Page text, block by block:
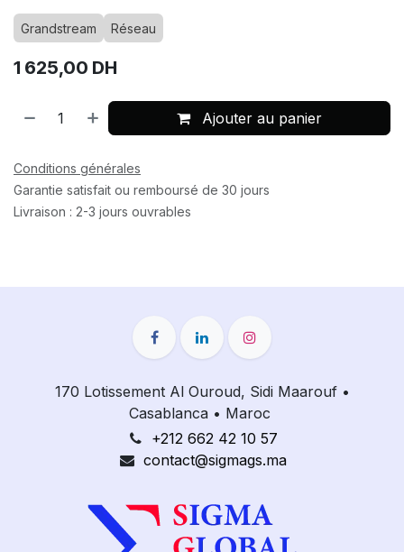
Grandstream Réseau
1 625,00 DH
Ajouter au panier
Conditions générales
Garantie satisfait ou remboursé de 30 jours
Livraison : 2-3 jours ouvrables
170 Lotissement Al Ouroud, Sidi Maarouf •
Casablanca • Maroc
+212 662 42 10 57
contact@sigmags.ma